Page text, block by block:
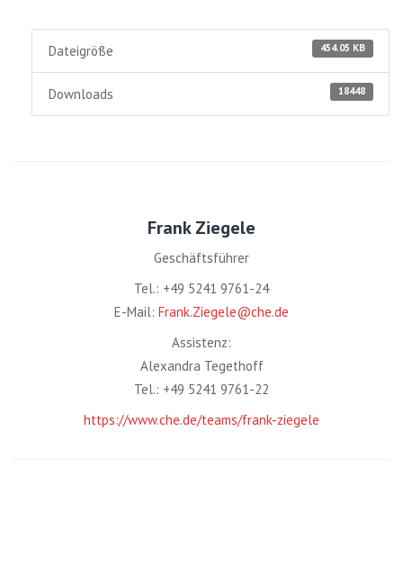
454.05 KB
Dateigröße
18448
Downloads
Frank Ziegele
Geschäftsführer
Tel.: +49 5241 9761-24
E-Mail: Frank.Ziegele@che.de
Assistenz:
Alexandra Tegethoff
Tel.: +49 5241 9761-22
https://www.che.de/teams/frank-ziegele